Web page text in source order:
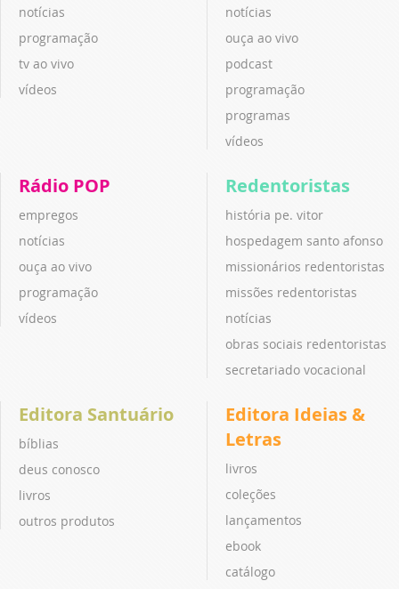
notícias
programação
tv ao vivo
vídeos
notícias
ouça ao vivo
podcast
programação
programas
vídeos
Rádio POP
empregos
notícias
ouça ao vivo
programação
vídeos
Redentoristas
história pe. vitor
hospedagem santo afonso
missionários redentoristas
missões redentoristas
notícias
obras sociais redentoristas
secretariado vocacional
Editora Santuário
bíblias
deus conosco
livros
outros produtos
Editora Ideias &
Letras
livros
coleções
lançamentos
ebook
catálogo